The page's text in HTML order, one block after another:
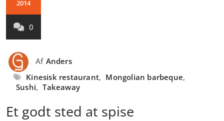
2014
0
Af Anders
Kinesisk restaurant, Mongolian barbeque,
Sushi, Takeaway
Et godt sted at spise